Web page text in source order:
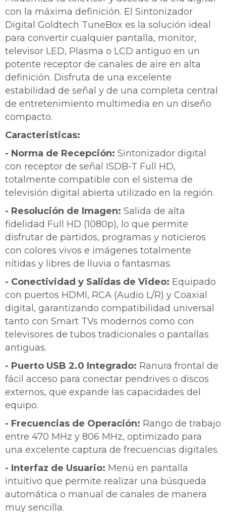
con la máxima definición. El Sintonizador
Digital Goldtech TuneBox es la solución ideal
para convertir cualquier pantalla, monitor,
televisor LED, Plasma o LCD antiguo en un
potente receptor de canales de aire en alta
definición. Disfruta de una excelente
estabilidad de señal y de una completa central
de entretenimiento multimedia en un diseño
compacto.
Caracteristicas:
- Norma de Recepción: Sintonizador digital
con receptor de señal ISDB-T Full HD,
totalmente compatible con el sistema de
televisión digital abierta utilizado en la región.
- Resolución de Imagen: Salida de alta
fidelidad Full HD (1080p), lo que permite
disfrutar de partidos, programas y noticieros
con colores vivos e imágenes totalmente
nítidas y libres de lluvia o fantasmas.
- Conectividad y Salidas de Video: Equipado
con puertos HDMI, RCA (Audio L/R) y Coaxial
digital, garantizando compatibilidad universal
tanto con Smart TVs modernos como con
televisores de tubos tradicionales o pantallas
antiguas.
- Puerto USB 2.0 Integrado: Ranura frontal de
fácil acceso para conectar pendrives o discos
externos, que expande las capacidades del
equipo.
- Frecuencias de Operación: Rango de trabajo
entre 470 MHz y 806 MHz, optimizado para
una excelente captura de frecuencias digitales.
- Interfaz de Usuario: Menú en pantalla
intuitivo que permite realizar una búsqueda
automática o manual de canales de manera
muy sencilla.
Comprá ahora y Pagá
Después, hasta en 12
cuotas y sin tocar tu
tarjeta de crédito
¡Sumate a la forma más ágil de
comprar!
Comprá en 3 cuotas sin recargo o hasta en
12 cuotas * ¡Solo con tu cédula!
* sujeto aprobación crediticia.
Verifica si estás calificado para comprar con
Pago Después:
Cédula de identidad
Fecha de nacimiento
Día Mes Año
Continuar
Estás calificado para comprar usando Pago
Después.
¡Tenés hasta
para comprar en las cuotas que
prefieras!
Elegís Pago Después como metodo de pago
* sujeto a aprobación crediticia. El monto disponible
puede variar por comercio
Ups!
Parece que no tenes oferta, lamentamos
el inconveniente, por cualquier duda
contactanos en
¡Algo salió mal!
Por favor intenta nuevamente mas tarde.